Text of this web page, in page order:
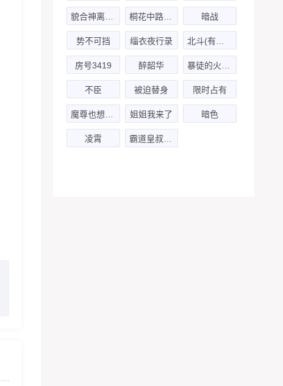
桐花中路私立协济医院怪谈 暗战
势不可挡 缁衣夜行录
房号3419 醉韶华
不臣 被迫替身 限时占有
姐姐我来了 暗色
凌霄